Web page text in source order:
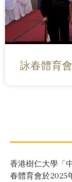
詠春體育
香港樹仁大學「
春體育會於2025